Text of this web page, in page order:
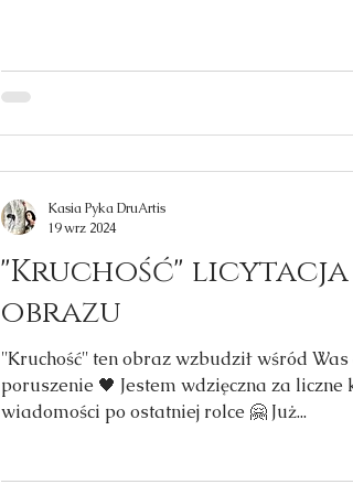
''Kruchość'' licytacja
obrazu
''Kruchość'' ten obraz wzbudził wśród Was
poruszenie 🖤 Jestem wdzięczna za liczne
wiadomości po ostatniej rolce 🤗 Już...
Kasia Pyka DruArtis
19 wrz 2024